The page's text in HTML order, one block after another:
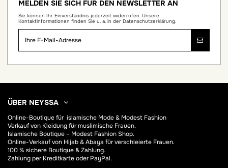
MELDEN SIE SICH FÜR DEN NEWSLETTER AN
Sie können Ihr Einverständnis jederzeit widerrufen. Unsere
Kontaktinformationen finden Sie u. a. in der Datenschutzerklärung.
ÜBER NEYSSA
Online-Boutique für islamische Mode & Modest Fashion
Verkauf von Kleidung für muslimische Frauen.
Islamische Boutique – Modest Fashion Shop.
Online-Verkauf von Hijab &Abaya für verschleierte Frauen.
100 % sichere Boutique & Zahlung.
Zahlung per Kreditkarte oder PayPal.